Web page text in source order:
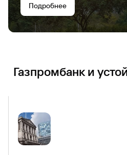
Подробнее
Газпромбанк и